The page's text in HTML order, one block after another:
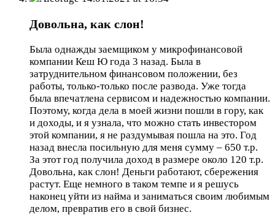
Довольна, как слон!
Была однажды заемщиком у микрофинансовой
компании Кеш Ю года 3 назад. Была в
затруднительном финансовом положении, без
работы, только-только после развода. Уже тогда
была впечатлена сервисом и надежностью компании.
Поэтому, когда дела в моей жизни пошли в гору, как
и доходы, и я узнала, что можно стать инвестором
этой компании, я не раздумывая пошла на это. Год
назад внесла посильную для меня сумму – 650 т.р.
За этот год получила доход в размере около 120 т.р.
Довольна, как слон! Деньги работают, сбережения
растут. Еще немного в таком темпе и я решусь
наконец уйти из найма и заниматься своим любимым
делом, превратив его в свой бизнес.